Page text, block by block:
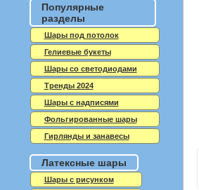
Популярные
разделы
Шары под потолок
Гелиевые букеты
Шары со светодиодами
Тренды 2024
Шары с надписями
Фольгированные шары
Гирлянды и занавесы
Латексные шары
Шары с рисунком